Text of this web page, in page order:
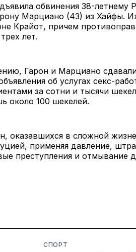
обвинения 38-летнему
Марциано (43) из Хайфы.
Крайот, причем
лет.
Гарон и Марциано
об услугах секс-
за сотни и тысячи
около 100 шекелей.
оказавшихся в сложной
применяя давление,
преступления и отмывание
СПОРТ